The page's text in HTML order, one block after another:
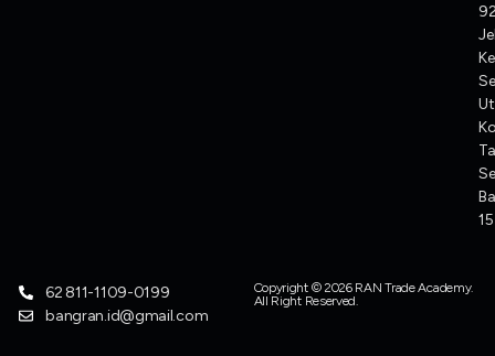
Copyright © 2026 RAN Trade Academy.
All Right Reserved.
62 811-1109-0199
bangran.id@gmail.com